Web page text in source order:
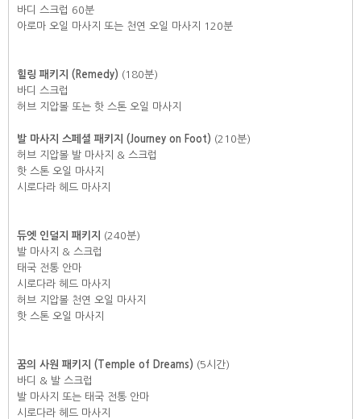
바디 스크럽 60분
아로마 오일 마사지 또는 천연 오일 마사지 120분
힐링 패키지 (Remedy) (180분)
바디 스크럽
허브 지압볼 또는 핫 스톤 오일 마사지
발 마사지 스페셜 패키지 (Journey on Foot) (210분)
허브 지압볼 발 마사지 & 스크럽
핫 스톤 오일 마사지
시로다라 헤드 마사지
듀엣 인덜지 패키지
(240분)
발 마사지 & 스크럽
태국 전통 안마
시로다라 헤드 마사지
허브 지압볼 천연 오일 마사지
핫 스톤 오일 마사지
꿈의 사원 패키지 (Temple of Dreams) (5시간)
바디 & 발 스크럽
발 마사지 또는 태국 전통 안마
시로다라 헤드 마사지